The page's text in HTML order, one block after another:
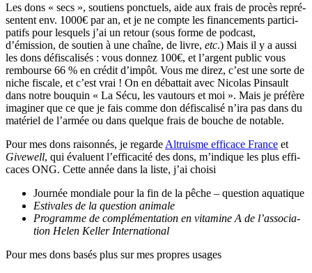
Les dons « secs », sou­tiens ponc­tuels, aide aux frais de pro­cès repré­
sentent env. 1000€ par an, et je ne compte les finan­ce­ments par­ti­ci­
pa­tifs pour les­quels j’ai un retour (sous forme de pod­cast,
d’émission, de sou­tien à une chaîne, de livre, etc.) Mais il y a aus­si
les dons défis­ca­li­sés : vous don­nez 100€, et l’argent public vous
rem­bourse 66 % en cré­dit d’impôt. Vous me direz, c’est une sorte de
niche fis­cale, et c’est vrai ! On en débat­tait avec Nico­las Pin­sault
dans notre bou­quin « La Sécu, les vau­tours et moi ». Mais je pré­fère
ima­gi­ner que ce que je fais comme don défis­ca­li­sé n’ira pas dans du
maté­riel de l’armée ou dans quelque frais de bouche de notable.
Pour mes dons rai­son­nés, je regarde Altruisme effi­cace France et
Give­well, qui éva­luent l’efficacité des dons, m’indique les plus effi­
caces ONG. Cette année dans la liste, j’ai choi­si
Jour­née mon­diale pour la fin de la pêche – ques­tion aqua­tique
Esti­vales de la ques­tion ani­male
Pro­gramme de com­plé­men­ta­tion en vita­mine A de l’as­so­cia­
tion Helen Kel­ler Inter­na­tio­nal
Pour mes dons basés plus sur mes propres usages